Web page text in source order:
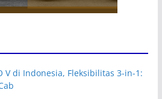
V di Indonesia, Fleksibilitas 3-in-1: